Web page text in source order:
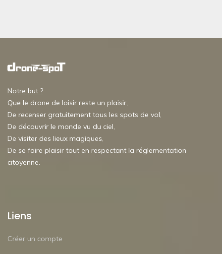
Notre but ?
Que le drone de loisir reste un plaisir,
De recenser gratuitement tous les spots de vol,
De découvrir le monde vu du ciel,
De visiter des lieux magiques,
De se faire plaisir tout en respectant la réglementation
citoyenne.
Liens
Créer un compte